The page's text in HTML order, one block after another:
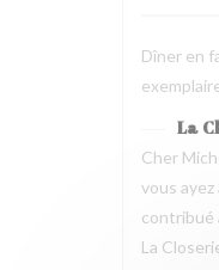
Dîner en
La
Cher
vous
contribué
La